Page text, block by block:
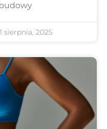
sierpnia, 2025